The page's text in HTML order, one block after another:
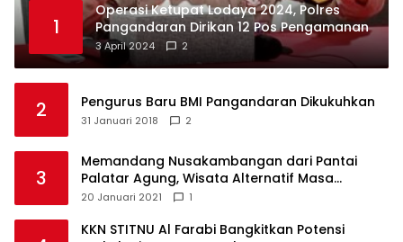
1
Operasi Ketupat Lodaya 2024, Polres
Pangandaran Dirikan 12 Pos Pengamanan
3 April 2024 2
2 Pengurus Baru BMI Pangandaran Dikukuhkan
31 Januari 2018 2
3
Memandang Nusakambangan dari Pantai
Palatar Agung, Wisata Alternatif Masa
Pandemi
20 Januari 2021 1
KKN STITNU Al Farabi Bangkitkan Potensi